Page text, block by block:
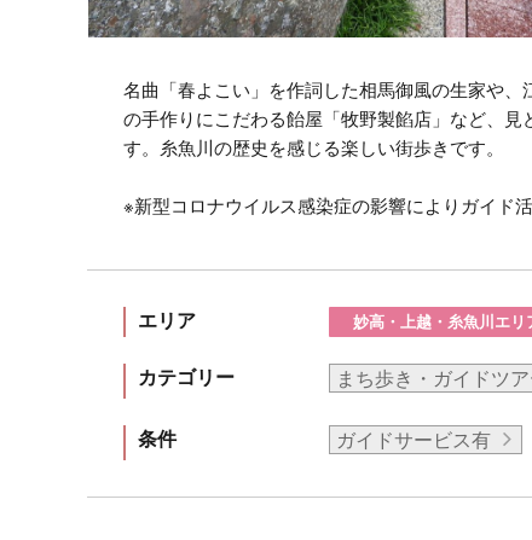
名曲「春よこい」を作詞した相馬御風の生家や
の手作りにこだわる飴屋「牧野製餡店」など、
す。糸魚川の歴史を感じる楽しい街歩きです。
※新型コロナウイルス感染症の影響によりガイド
エリア 妙高・上越・糸魚川エリ
カテゴリー まち歩き・ガイドツ
条件 ガイドサービス有